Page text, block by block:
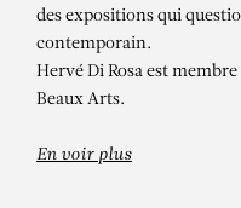
des expositions qui
contemporain.
Hervé Di Rosa est
Beaux Arts.
En voir plus